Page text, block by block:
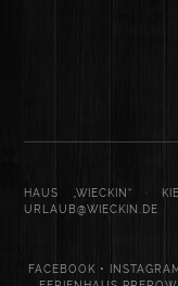
HAUS „WIECKIN“ ·
URLAUB@WIECKIN.DE
FACEBOOK • INSTAGRAM